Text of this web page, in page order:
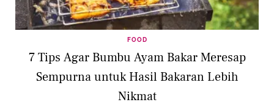
FOOD
7 Tips Agar Bumbu Ayam Bakar Meresap
Sempurna untuk Hasil Bakaran Lebih
Nikmat